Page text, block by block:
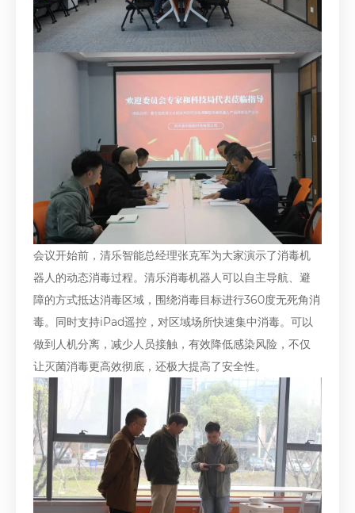
会议开始前，清乐智能总经理张克军为大家演示了消毒机
器人的动态消毒过程。清乐消毒机器人可以自主导航、避
障的方式抵达消毒区域，围绕消毒目标进行360度无死角消
毒。同时支持iPad遥控，对区域场所快速集中消毒。可以
做到人机分离，减少人员接触，有效降低感染风险，不仅
让灭菌消毒更高效彻底，还极大提高了安全性。